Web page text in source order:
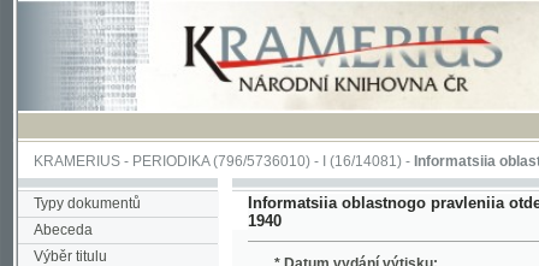
KRAMERIUS-PERIODIKA(796/5736010) -I(16/14081) -Informatsiia oblastnogo
Typy dokumentů
Abeceda
Výběr titulu
Titul
Informatsiia oblastnogo pravleniia otdela
1940
* Datum vydání výtisku: